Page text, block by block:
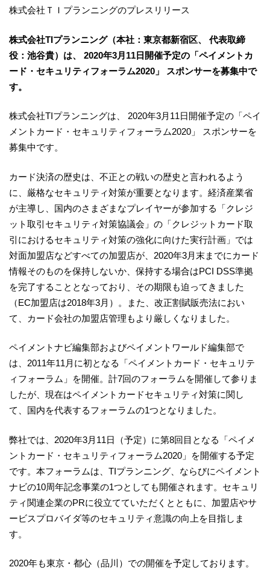
株式会社ＴＩプランニングのプレスリリース
株式会社TIプランニング（本社：東京都新宿区、 代表取締
役：池谷貴）は、 2020年3月11日開催予定の「ペイメントカ
ード・セキュリティフォーラム2020」 スポンサーを募集中で
す。
株式会社TIプランニングは、 2020年3月11日開催予定の「ペイ
メントカード・セキュリティフォーラム2020」 スポンサーを
募集中です。
カード決済の歴史は、不正との戦いの歴史と言われるよう
に、厳格なセキュリティ対策が重要となります。経済産業省
が主導し、国内のさまざまなプレイヤーが参加する「クレジ
ット取引セキュリティ対策協議会」の「クレジットカード取
引におけるセキュリティ対策の強化に向けた実行計画」では
対面加盟店などすべての加盟店が、2020年3月末までにカード
情報そのものを保持しないか、保持する場合はPCI DSS準拠
を完了することとなっており、その期限も迫ってきました
（EC加盟店は2018年3月）。また、改正割賦販売法におい
て、カード会社の加盟店管理もより厳しくなりました。
ペイメントナビ編集部およびペイメントワールド編集部で
は、2011年11月に初となる「ペイメントカード・セキュリテ
ィフォーラム」を開催。計7回のフォーラムを開催して参りま
したが、現在はペイメントカードセキュリティ対策に関し
て、国内を代表するフォーラムの1つとなりました。
弊社では、2020年3月11日（予定）に第8回目となる「ペイメ
ントカード・セキュリティフォーラム2020」を開催する予定
です。本フォーラムは、TIプランニング、ならびにペイメント
ナビの10周年記念事業の1つとしても開催されます。セキュリ
ティ関連企業のPRに役立てていただくとともに、加盟店やサ
ービスプロバイダ等のセキュリティ意識の向上を目指しま
す。
2020年も東京・都心（品川）での開催を予定しております。